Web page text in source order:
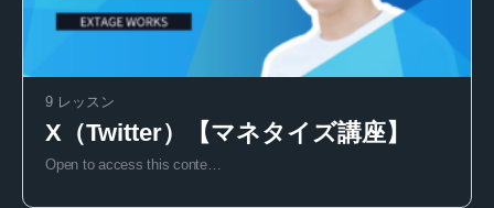
9 レッスン
X（Twitter）【マネタイズ講座】
Open to access this conte…